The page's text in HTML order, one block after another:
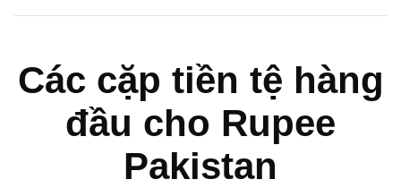
Các cặp tiền tệ hàng
đầu cho Rupee
Pakistan